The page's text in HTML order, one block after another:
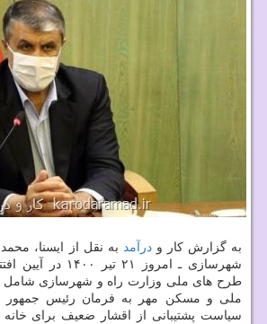
به گزارش کار ودرآمد به نقل از ایسنا،
شهرسازی ـ امروز ۲۱
ملی و مسکن مهر به فرمان رئیس جمهور
سیاست پشتیبانی از اقشار ضعیف برای خانه